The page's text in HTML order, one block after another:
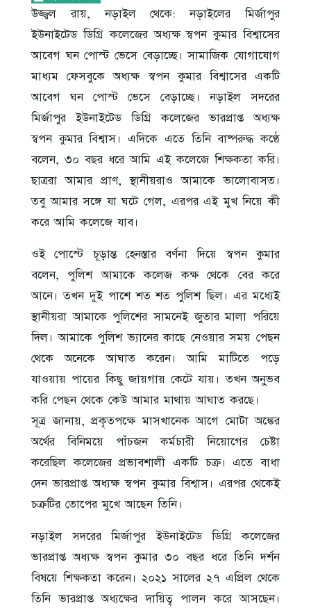
উজ্জ্বল রায়, নড়াইল থেকে: নড়াইলের মির্জাপুর
ইউনাইটেড ডিগ্রি কলেজের অধ্যক্ষ স্বপন কুমার বিশ্বাসের
আবেগ ঘন পোস্ট ভেসে বেড়াচ্ছে। সামাজিক যোগাযোগ
মাধ্যম ফেসবুকে অধ্যক্ষ স্বপন কুমার বিশ্বাসের একটি
আবেগ ঘন পোস্ট ভেসে বেড়াচ্ছে। নড়াইল সদরের
মির্জাপুর ইউনাইটেড ডিগ্রি কলেজের ভারপ্রাপ্ত অধ্যক্ষ
স্বপন কুমার বিশ্বাস। এদিকে এতে তিনি বাষ্পরুদ্ধ কণ্ঠে
বলেন, ৩০ বছর ধরে আমি এই কলেজে শিক্ষকতা করি।
ছাত্ররা আমার প্রাণ, স্থানীয়রাও আমাকে ভালোবাসত।
তবু আমার সঙ্গে যা ঘটে গেল, এরপর এই মুখ নিয়ে কী
করে আমি কলেজে যাব।
ওই পোস্টে চূড়ান্ত হেনস্তার বর্ণনা দিয়ে স্বপন কুমার
বলেন, পুলিশ আমাকে কলেজ কক্ষ থেকে বের করে
আনে। তখন দুই পাশে শত শত পুলিশ ছিল। এর মধ্যেই
স্থানীয়রা আমাকে পুলিশের সামনেই জুতার মালা পরিয়ে
দিল। আমাকে পুলিশ ভ্যানের কাছে নেওয়ার সময় পেছন
থেকে অনেকে আঘাত করেন। আমি মাটিতে পড়ে
যাওয়ায় পায়ের কিছু জায়গায় কেটে যায়। তখন অনুভব
করি পেছন থেকে কেউ আমার মাথায় আঘাত করছে।
সূত্র জানায়, প্রকৃতপক্ষে মাসখানেক আগে মোটা অঙ্কের
অর্থের বিনিময়ে পাঁচজন কর্মচারী নিয়োগের চেষ্টা
করেছিল কলেজের প্রভাবশালী একটি চক্র। এতে বাধা
দেন ভারপ্রাপ্ত অধ্যক্ষ স্বপন কুমার বিশ্বাস। এরপর থেকেই
চক্রটির তোপের মুখে আছেন তিনি।
নড়াইল সদরের মির্জাপুর ইউনাইটেড ডিগ্রি কলেজের
ভারপ্রাপ্ত অধ্যক্ষ স্বপন কুমার ৩০ বছর ধরে তিনি দর্শন
বিষয়ে শিক্ষকতা করেন। ২০২১ সালের ২৭ এপ্রিল থেকে
তিনি ভারপ্রাপ্ত অধ্যক্ষের দায়িত্ব পালন করে আসছেন।